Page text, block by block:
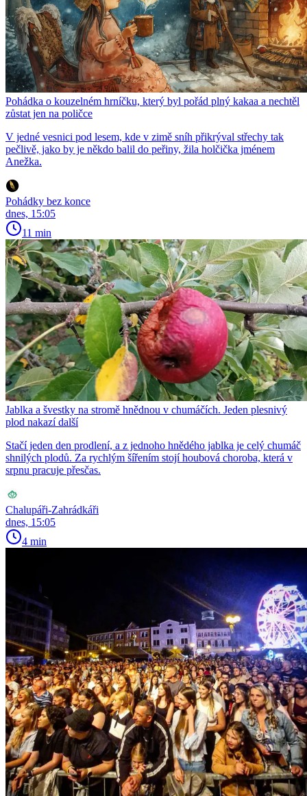
Pohádka o kouzelném hrníčku, který byl pořád plný kakaa a nechtěl
zůstat jen na poličce
V jedné vesnici pod lesem, kde v zimě sníh přikrýval střechy tak
pečlivě, jako by je někdo balil do peřiny, žila holčička jménem
Anežka.
Pohádky bez konce
dnes, 15:05
11 min
Jablka a švestky na stromě hnědnou v chumáčích. Jeden plesnivý
plod nakazí další
Stačí jeden den prodlení, a z jednoho hnědého jablka je celý chumáč
shnilých plodů. Za rychlým šířením stojí houbová choroba, která v
srpnu pracuje přesčas.
Chalupáři-Zahrádkáři
dnes, 15:05
4 min